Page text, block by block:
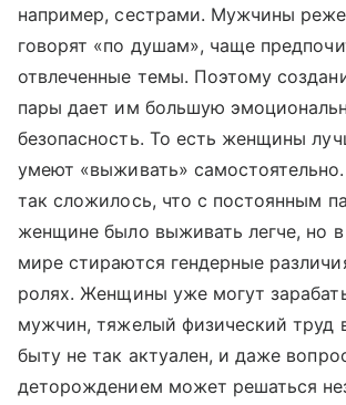
например, сестрами. Мужчины
говорят «по душам», чаще
отвлеченные темы. Поэтому
пары дает им большую
безопасность. То есть женщины
умеют «выживать»
так сложилось, что с постоянным
женщине было выживать легче, но
мире стираются гендерные
ролях. Женщины уже могут
мужчин, тяжелый физический труд
быту не так актуален, и даже
деторождением может решаться